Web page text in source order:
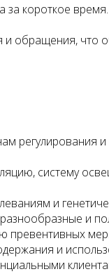
короткое
обращения, что
регулирования
систему
и
и
превентивных мер.
и